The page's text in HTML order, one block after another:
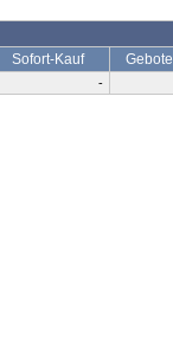
Sofort-Kauf Gebote
-